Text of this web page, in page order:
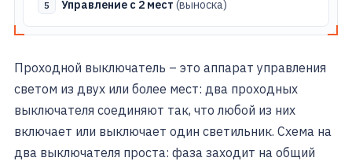
Управление с 2 мест (выноска)
Проходной выключатель – это аппарат управления
светом из двух или более мест: два проходных
выключателя соединяют так, что любой из них
включает или выключает один светильник. Схема на
два выключателя проста: фаза заходит на общий